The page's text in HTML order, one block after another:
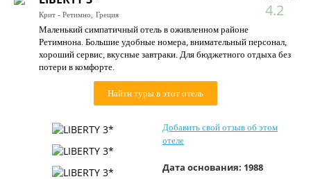
Цены дня
Страны
Как купить
Контакты
4.2
Крит - Ретимно, Греция
Маленький симпатичный отель в оживленном районе
Ретимнона. Большие удобные номера, внимательный персонал,
хороший сервис, вкусные завтраки. Для бюджетного отдыха без
потери в комфорте.
Найти туры в этот отель
Добавить свой отзыв об этом
отеле
Дата основания: 1988